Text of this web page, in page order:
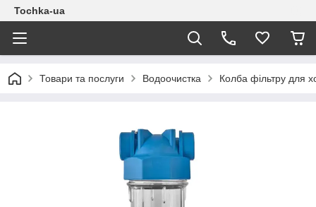
Tochka-ua
Товари та послуги Водоочистка Колба фільтру для